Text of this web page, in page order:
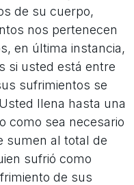
de su cuerpo,
nos pertenecen
en última instancia,
si usted está entre
sufrimientos se
llena hasta una
sea necesario
sumen al total de
sufrió como
de sus